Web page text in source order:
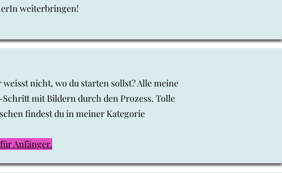
weiterbringen!
nicht, wo du starten sollst? Alle meine
mit Bildern durch den Prozess. Tolle
findest du in meiner Kategorie
Anfänger.